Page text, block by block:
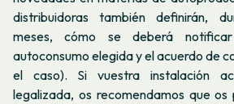
distribuidoras también definirán,
meses, cómo se deberá
autoconsumo elegida y el acuerdo de
el caso). Si vuestra instalación
legalizada, os recomendamos que